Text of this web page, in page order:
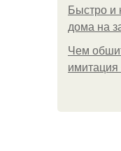
Быстро и
дома на
Чем
имитация